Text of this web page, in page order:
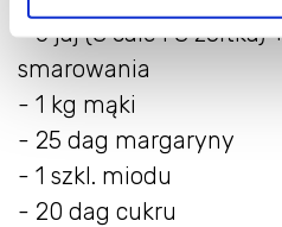
- 6 jaj (3 całe i 3 żółtka)
smarowania
- 1 kg mąki
- 25 dag margaryny
- 1 szkl. miodu
- 20 dag cukru